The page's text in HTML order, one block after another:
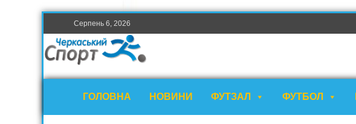
Серпень 6, 2026
ГОЛОВНА НОВИНИ ФУТЗАЛ ФУТБОЛ